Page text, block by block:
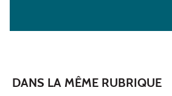
DANS LA MÊME RUBRIQUE